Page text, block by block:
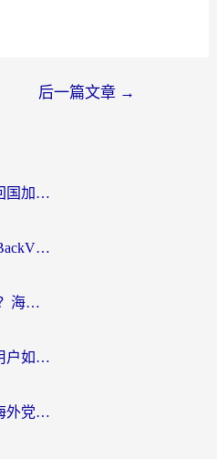
后一篇文章 →
美国看世界杯总卡？这篇回国加速器指南帮你无缝刷国内资源（附苹果手机VPN设置步骤）
穿梭VPN好用吗？和FlashBackVPN对比哪个回国效果更好？
Quickback和小黑牛哪个好？海外党亲测指南，选对回国加速器秒回国内
迅游和银河好用吗？海外用户如何选择回国加速器实现无缝访问国内资源
穿梭和奇游手游好用吗？海外党亲测3款回国加速器，附蜜蜂加速器七天试用攻略